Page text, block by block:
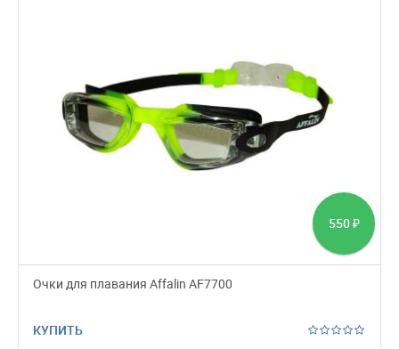
550 ₽
Очки для плавания Affalin AF7700
КУПИТЬ